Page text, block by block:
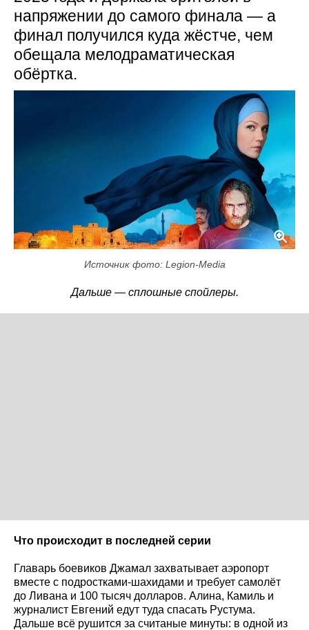
напряжении до самого финала — а
финал получился куда жёстче, чем
обещала мелодраматическая
обёртка.
Источник фото: Legion-Media
Дальше — сплошные спойлеры.
Что происходит в последней серии
Главарь боевиков Джамал захватывает аэропорт
вместе с подростками-шахидами и требует самолёт
до Ливана и 100 тысяч долларов. Алина, Камиль и
журналист Евгений едут туда спасать Рустума.
Дальше всё рушится за считаные минуты: в одной из